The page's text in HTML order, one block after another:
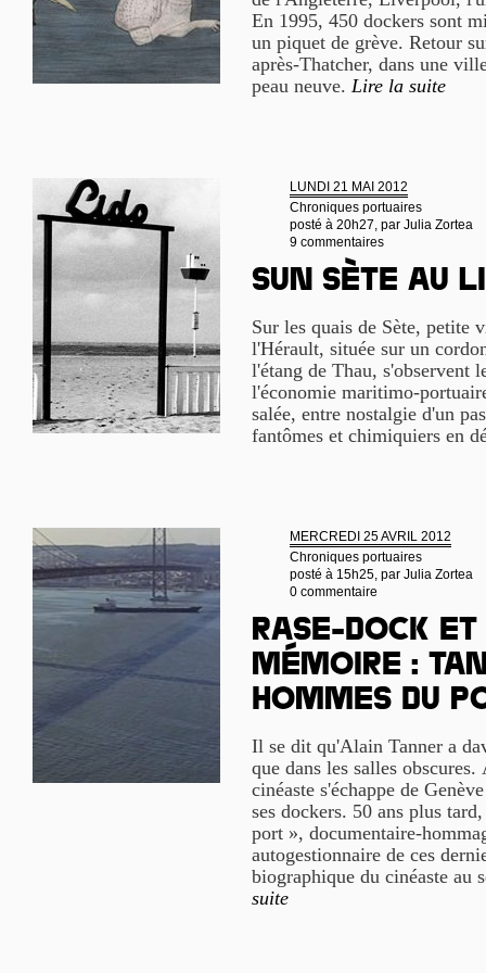
En 1995, 450 dockers sont
un piquet de grève. Retour
après-Thatcher, dans une
peau neuve. Lire la suite
LUNDI 21 MAI 2012
Chroniques portuaires
posté à 20h27, par Julia Zortea
9 commentaires
Sun Sète au
Sur les quais de Sète, petite
l'Hérault, située sur un
l'étang de Thau, s'observent
l'économie maritimo-
salée, entre nostalgie d'un
fantômes et chimiquiers en
MERCREDI 25 AVRIL 2012
Chroniques portuaires
posté à 15h25, par Julia Zortea
0 commentaire
Rase-dock
mémoire :
hommes du
Il se dit qu'Alain Tanner a
que dans les salles
cinéaste s'échappe de
ses dockers. 50 ans plus
port », documentaire-
autogestionnaire de ces
biographique du cinéaste au
suite